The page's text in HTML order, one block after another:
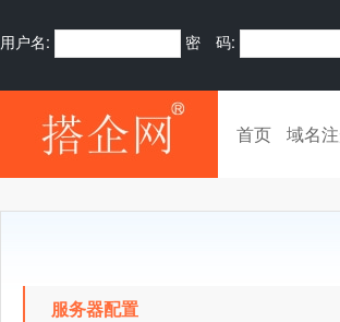
用户名: 密 码:
首页 域名
服务器配置